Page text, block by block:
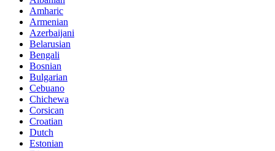
Amharic
Armenian
Azerbaijani
Belarusian
Bengali
Bosnian
Bulgarian
Cebuano
Chichewa
Corsican
Croatian
Dutch
Estonian